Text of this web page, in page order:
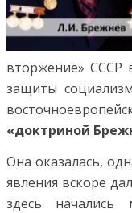
вторжение» СССР
защиты
«доктриной
Она оказалась,
явления вскоре
здесь начались